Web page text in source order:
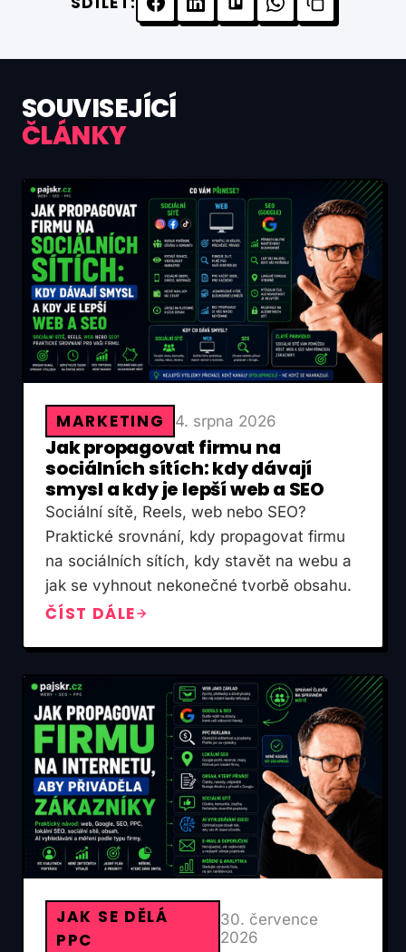
SOUVISEJÍCÍ
ČLÁNKY
MARKETING 4. srpna 2026
Jak propagovat firmu na
sociálních sítích: kdy dávají
smysl a kdy je lepší web a SEO
Sociální sítě, Reels, web nebo SEO?
Praktické srovnání, kdy propagovat firmu
na sociálních sítích, kdy stavět na webu a
jak se vyhnout nekonečné tvorbě obsahu.
ČÍST DÁLE
JAK SE DĚLÁ
PPC
30. července
2026